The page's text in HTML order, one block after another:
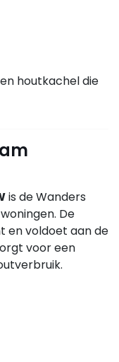
houtkachel die
is de Wanders
De
en voldoet aan de
voor een